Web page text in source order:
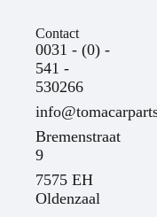
Contact
0031 - (0) -
541 -
530266
Bremenstraat
9
7575 EH
Oldenzaal